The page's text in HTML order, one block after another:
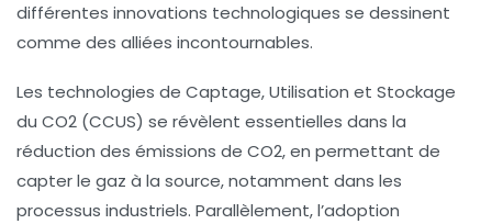
différentes innovations technologiques se dessinent
comme des alliées incontournables.
Les technologies de Captage, Utilisation et Stockage
du CO2 (CCUS) se révèlent essentielles dans la
réduction des émissions de CO2, en permettant de
capter le gaz à la source, notamment dans les
processus industriels. Parallèlement, l’adoption